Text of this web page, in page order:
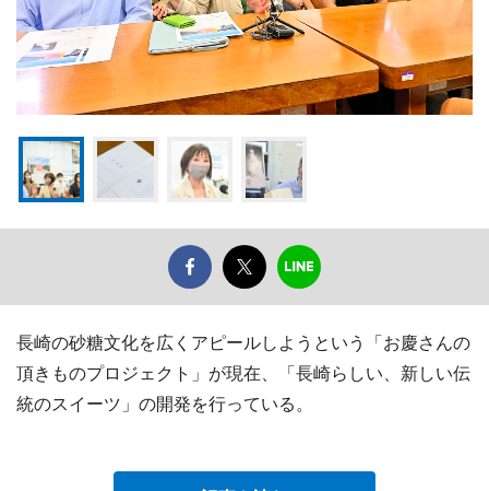
長崎の砂糖文化を広くアピールしようという「お慶さんの
頂きものプロジェクト」が現在、「長崎らしい、新しい伝
統のスイーツ」の開発を行っている。